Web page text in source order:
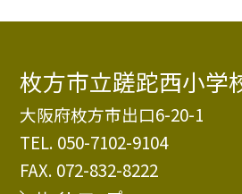
枚方市立蹉跎西小学
大阪府枚方市出口6-20-1
TEL. 050-7102-9104
FAX. 072-832-8222